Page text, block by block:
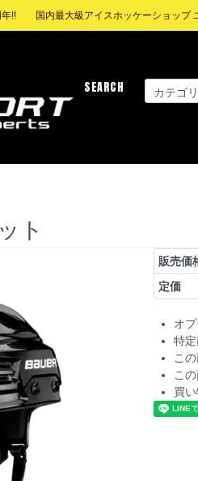
年!! 国内最大級アイスホッケーショップ
SEARCH
ト
販売価
定価
オ
特
こ
こ
買